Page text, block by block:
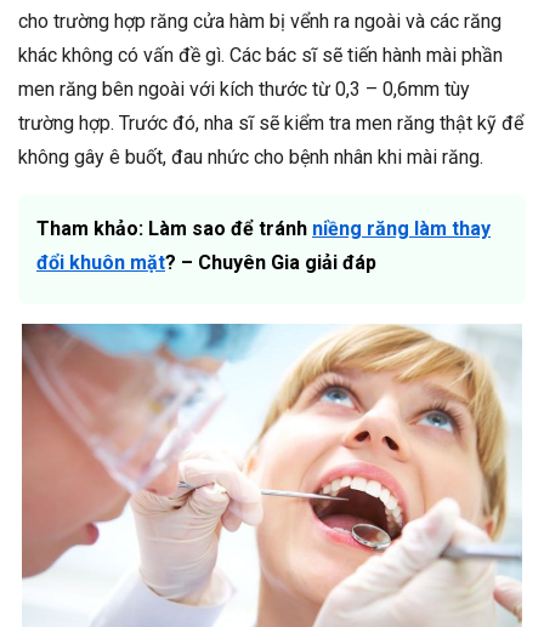
cho trường hợp răng cửa hàm bị vểnh ra ngoài và các răng
khác không có vấn đề gì. Các bác sĩ sẽ tiến hành mài phần
men răng bên ngoài với kích thước từ 0,3 – 0,6mm tùy
trường hợp. Trước đó, nha sĩ sẽ kiểm tra men răng thật kỹ để
không gây ê buốt, đau nhức cho bệnh nhân khi mài răng.
Tham khảo: Làm sao để tránh niềng răng làm thay
đổi khuôn mặt? – Chuyên Gia giải đáp